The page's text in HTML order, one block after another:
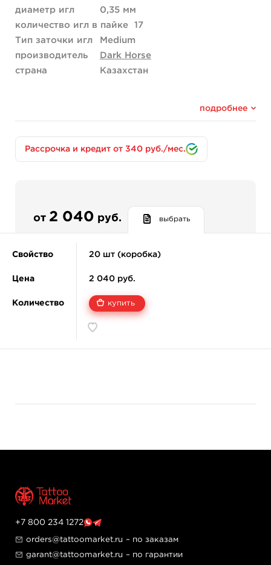
диаметр игл
0,35 мм
количество игл в пайке
17
Тип заточки игл
Medium
производитель
Dark Horse
страна
Казахстан
подробнее
Рассрочка и кредит от 340 руб./мес.
от 2 040 руб. выбрать
Свойство
Цена
Количество
20 шт (коробка)
2 040 руб.
купить
+7 800 234 1272
orders@tattoomarket.ru – по заказам
garant@tattoomarket.ru – по гарантии